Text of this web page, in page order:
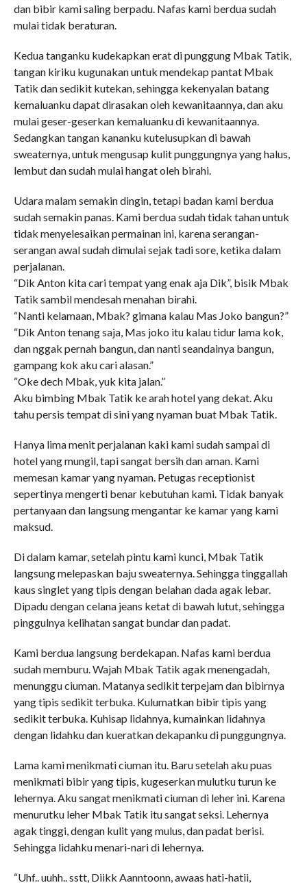
dan bibir kami saling berpadu. Nafas kami berdua sudah
mulai tidak beraturan.
Kedua tanganku kudekapkan erat di punggung Mbak Tatik,
tangan kiriku kugunakan untuk mendekap pantat Mbak
Tatik dan sedikit kutekan, sehingga kekenyalan batang
kemaluanku dapat dirasakan oleh kewanitaannya, dan aku
mulai geser-geserkan kemaluanku di kewanitaannya.
Sedangkan tangan kananku kutelusupkan di bawah
sweaternya, untuk mengusap kulit punggungnya yang halus,
lembut dan sudah mulai hangat oleh birahi.
Udara malam semakin dingin, tetapi badan kami berdua
sudah semakin panas. Kami berdua sudah tidak tahan untuk
tidak menyelesaikan permainan ini, karena serangan-
serangan awal sudah dimulai sejak tadi sore, ketika dalam
perjalanan.
“Dik Anton kita cari tempat yang enak aja Dik”, bisik Mbak
Tatik sambil mendesah menahan birahi.
“Nanti kelamaan, Mbak? gimana kalau Mas Joko bangun?”
“Dik Anton tenang saja, Mas joko itu kalau tidur lama kok,
dan nggak pernah bangun, dan nanti seandainya bangun,
gampang kok aku cari alasan.”
“Oke dech Mbak, yuk kita jalan.”
Aku bimbing Mbak Tatik ke arah hotel yang dekat. Aku
tahu persis tempat di sini yang nyaman buat Mbak Tatik.
Hanya lima menit perjalanan kaki kami sudah sampai di
hotel yang mungil, tapi sangat bersih dan aman. Kami
memesan kamar yang nyaman. Petugas receptionist
sepertinya mengerti benar kebutuhan kami. Tidak banyak
pertanyaan dan langsung mengantar ke kamar yang kami
maksud.
Di dalam kamar, setelah pintu kami kunci, Mbak Tatik
langsung melepaskan baju sweaternya. Sehingga tinggallah
kaus singlet yang tipis dengan belahan dada agak lebar.
Dipadu dengan celana jeans ketat di bawah lutut, sehingga
pinggulnya kelihatan sangat bundar dan padat.
Kami berdua langsung berdekapan. Nafas kami berdua
sudah memburu. Wajah Mbak Tatik agak menengadah,
menunggu ciuman. Matanya sedikit terpejam dan bibirnya
yang tipis sedikit terbuka. Kulumatkan bibir tipis yang
sedikit terbuka. Kuhisap lidahnya, kumainkan lidahnya
dengan lidahku dan kueratkan dekapanku di punggungnya.
Lama kami menikmati ciuman itu. Baru setelah aku puas
menikmati bibir yang tipis, kugeserkan mulutku turun ke
lehernya. Aku sangat menikmati ciuman di leher ini. Karena
menurutku leher Mbak Tatik itu sangat seksi. Lehernya
agak tinggi, dengan kulit yang mulus, dan padat berisi.
Sehingga lidahku menari-nari di lehernya.
“Uhf.. uuhh.. sstt, Diikk Aanntoonn, awaas hati-hatii,